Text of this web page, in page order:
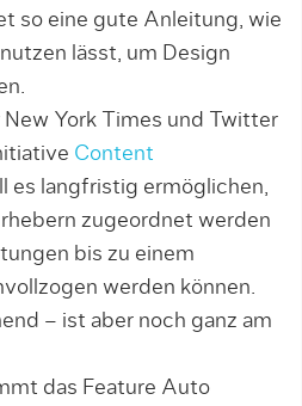
so eine gute Anleitung, wie
lässt, um Design
York Times und Twitter
Content
es langfristig ermöglichen,
zugeordnet werden
bis zu einem
werden können.
– ist aber noch ganz am
das Feature Auto